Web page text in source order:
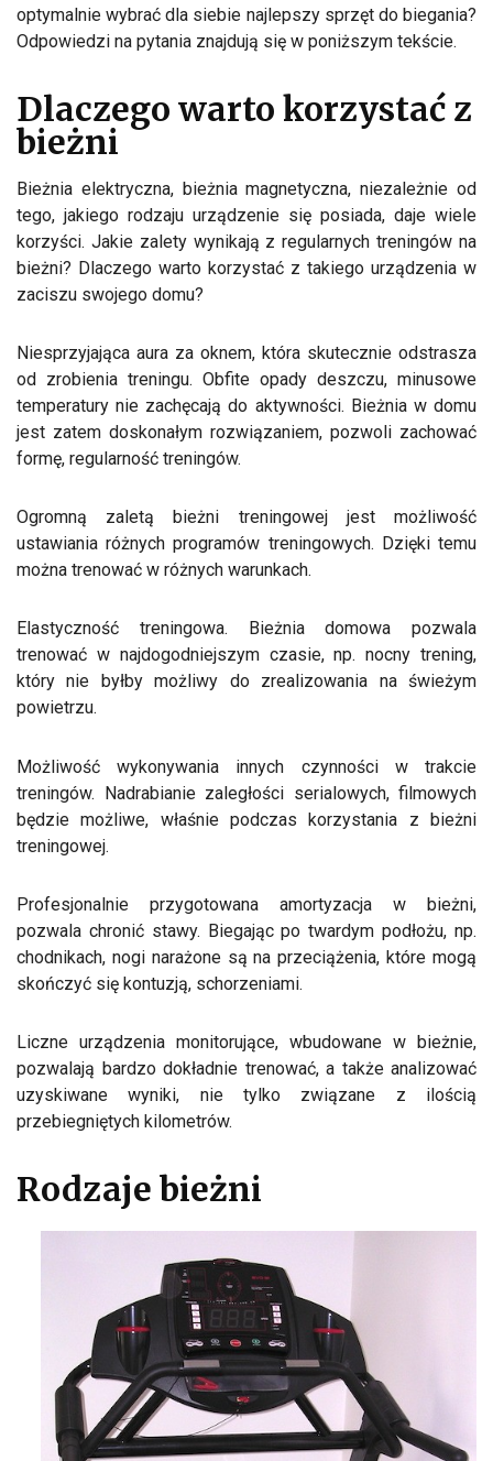
optymalnie wybrać dla siebie najlepszy sprzęt do biegania?
Odpowiedzi na pytania znajdują się w poniższym tekście.
Dlaczego warto korzystać z
bieżni
Bieżnia elektryczna, bieżnia magnetyczna, niezależnie od
tego, jakiego rodzaju urządzenie się posiada, daje wiele
korzyści. Jakie zalety wynikają z regularnych treningów na
bieżni? Dlaczego warto korzystać z takiego urządzenia w
zaciszu swojego domu?
Niesprzyjająca aura za oknem, która skutecznie odstrasza
od zrobienia treningu. Obfite opady deszczu, minusowe
temperatury nie zachęcają do aktywności. Bieżnia w domu
jest zatem doskonałym rozwiązaniem, pozwoli zachować
formę, regularność treningów.
Ogromną zaletą bieżni treningowej jest możliwość
ustawiania różnych programów treningowych. Dzięki temu
można trenować w różnych warunkach.
Elastyczność treningowa. Bieżnia domowa pozwala
trenować w najdogodniejszym czasie, np. nocny trening,
który nie byłby możliwy do zrealizowania na świeżym
powietrzu.
Możliwość wykonywania innych czynności w trakcie
treningów. Nadrabianie zaległości serialowych, filmowych
będzie możliwe, właśnie podczas korzystania z bieżni
treningowej.
Profesjonalnie przygotowana amortyzacja w bieżni,
pozwala chronić stawy. Biegając po twardym podłożu, np.
chodnikach, nogi narażone są na przeciążenia, które mogą
skończyć się kontuzją, schorzeniami.
Liczne urządzenia monitorujące, wbudowane w bieżnie,
pozwalają bardzo dokładnie trenować, a także analizować
uzyskiwane wyniki, nie tylko związane z ilością
przebiegniętych kilometrów.
Rodzaje bieżni